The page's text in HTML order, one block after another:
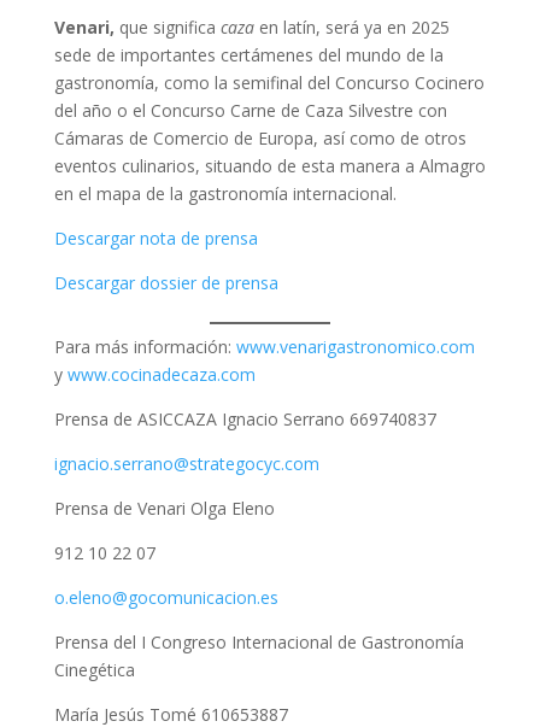
Venari, que significa caza en latín, será ya en 2025
sede de importantes certámenes del mundo de la
gastronomía, como la semifinal del Concurso Cocinero
del año o el Concurso Carne de Caza Silvestre con
Cámaras de Comercio de Europa, así como de otros
eventos culinarios, situando de esta manera a Almagro
en el mapa de la gastronomía internacional.
Descargar nota de prensa
Descargar dossier de prensa
Para más información: www.venarigastronomico.com
y www.cocinadecaza.com
Prensa de ASICCAZA Ignacio Serrano 669740837
ignacio.serrano@strategocyc.com
Prensa de Venari Olga Eleno
912 10 22 07
o.eleno@gocomunicacion.es
Prensa del I Congreso Internacional de Gastronomía
Cinegética
María Jesús Tomé 610653887